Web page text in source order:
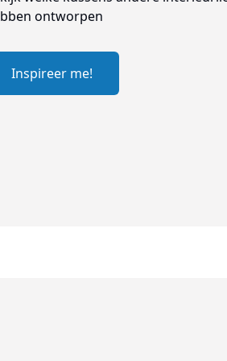
ontworpen
Inspireer me!